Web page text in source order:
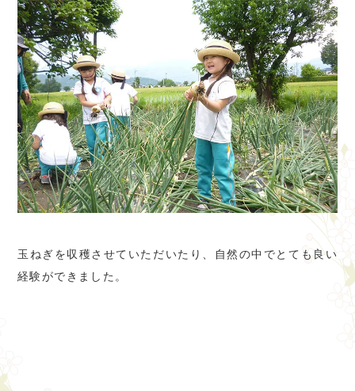
玉ねぎを収穫させていただいたり、自然の中でとても良い
経験ができました。